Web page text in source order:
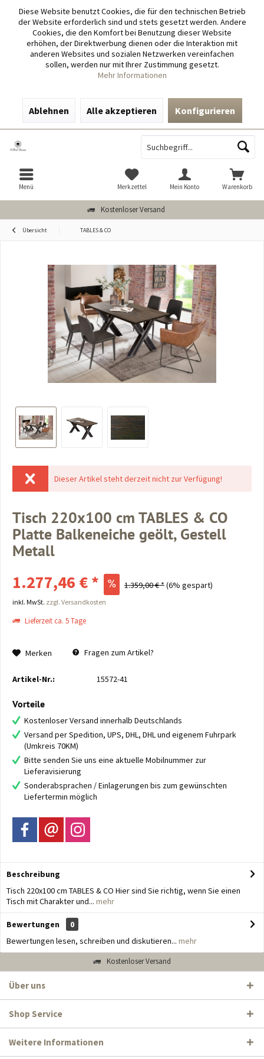
Diese Website benutzt Cookies, die für den technischen Betrieb
der Website erforderlich sind und stets gesetzt werden. Andere
Cookies, die den Komfort bei Benutzung dieser Website
erhöhen, der Direktwerbung dienen oder die Interaktion mit
anderen Websites und sozialen Netzwerken vereinfachen
sollen, werden nur mit Ihrer Zustimmung gesetzt.
Mehr Informationen
Ablehnen Alle akzeptieren Konfigurieren
Kostenloser Versand
Menü Warenkorb
Merkzettel Mein Konto
Übersicht TABLES & CO
Dieser Artikel steht derzeit nicht zur Verfügung!
Tisch 220x100 cm TABLES & CO
Platte Balkeneiche geölt, Gestell
Metall
1.277,46 € * 1.359,00 € *(6% gespart)
inkl. MwSt. zzgl. Versandkosten
Lieferzeit ca. 5 Tage
Merken Fragen zum Artikel?
Artikel-Nr.: 15572-41
Vorteile
Kostenloser Versand innerhalb Deutschlands
Versand per Spedition, UPS, DHL, DHL und eigenem Fuhrpark
(Umkreis 70KM)
Bitte senden Sie uns eine aktuelle Mobilnummer zur
Lieferavisierung
Sonderabsprachen / Einlagerungen bis zum gewünschten
Liefertermin möglich
Beschreibung
Tisch 220x100 cm TABLES & CO Hier sind Sie richtig, wenn Sie einen
Tisch mit Charakter und... mehr
Bewertungen
0
Bewertungen lesen, schreiben und diskutieren... mehr
Kostenloser Versand
Über uns
Shop Service
Weitere Informationen